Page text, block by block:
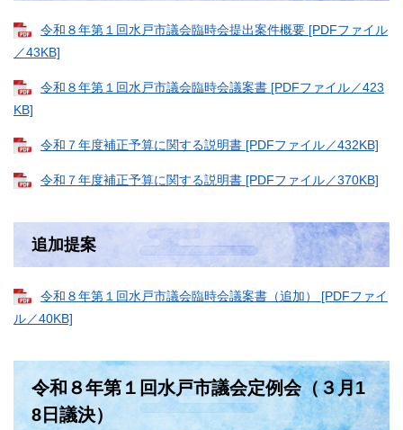
令和８年第１回水戸市議会臨時会提出案件概要 [PDFファイル
／43KB]
令和８年第１回水戸市議会臨時会議案書 [PDFファイル／423
KB]
令和７年度補正予算に関する説明書 [PDFファイル／432KB]
令和７年度補正予算に関する説明書 [PDFファイル／370KB]
追加提案
令和８年第１回水戸市議会臨時会議案書（追加） [PDFファイ
ル／40KB]
令和８年第１回水戸市議会定例会（３月1
8日議決）